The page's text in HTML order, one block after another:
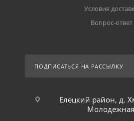
Условия
Вопрос-ответ
ПОДПИСАТЬСЯ НА РАССЫЛКУ
Елецкий район, д.